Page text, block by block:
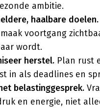
ambitie.
haalbare doelen.
voortgang
wordt.
herstel. Plan rust
in als deadlines en
belastinggesprek.
en energie, niet